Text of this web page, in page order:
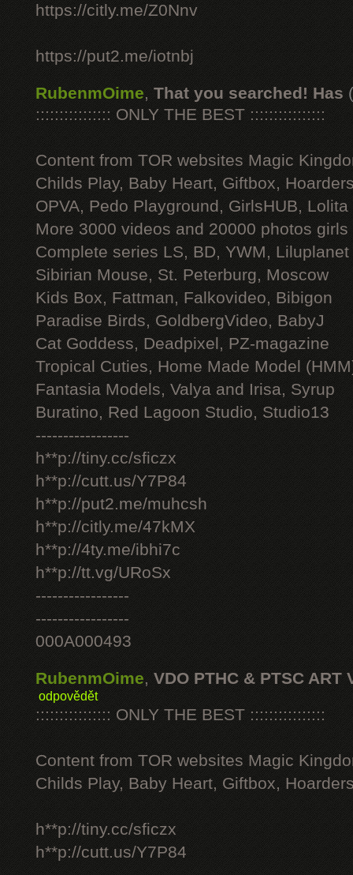
https://citly.me/Z0Nnv
https://put2.me/iotnbj
RubenmOime, That you searched! Has
:::::::::::::::: ONLY THE BEST ::::::::::::::::
Content from TOR websites Magic
Childs Play, Baby Heart, Giftbox,
OPVA, Pedo Playground, GirlsHUB, Lolita
More 3000 videos and 20000 photos
Complete series LS, BD, YWM, Liluplanet
Sibirian Mouse, St. Peterburg, Moscow
Kids Box, Fattman, Falkovideo, Bibigon
Paradise Birds, GoldbergVideo, BabyJ
Cat Goddess, Deadpixel, PZ-magazine
Tropical Cuties, Home Made Model
Fantasia Models, Valya and Irisa, Syrup
Buratino, Red Lagoon Studio, Studio13
-----------------
h**p://tiny.cc/sficzx
h**p://cutt.us/Y7P84
h**p://put2.me/muhcsh
h**p://citly.me/47kMX
h**p://4ty.me/ibhi7c
h**p://tt.vg/URoSx
-----------------
-----------------
000A000493
RubenmOime, VDO PTHC & PTSC ART
odpovědět
:::::::::::::::: ONLY THE BEST ::::::::::::::::
Content from TOR websites Magic
Childs Play, Baby Heart, Giftbox,
h**p://tiny.cc/sficzx
h**p://cutt.us/Y7P84